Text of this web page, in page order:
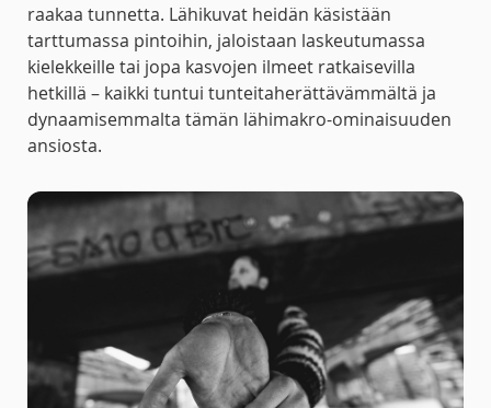
raakaa tunnetta. Lähikuvat heidän käsistään
tarttumassa pintoihin, jaloistaan laskeutumassa
kielekkeille tai jopa kasvojen ilmeet ratkaisevilla
hetkillä – kaikki tuntui tunteitaherättävämmältä ja
dynaamisemmalta tämän lähimakro-ominaisuuden
ansiosta.